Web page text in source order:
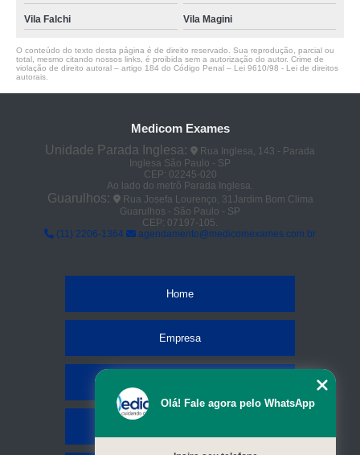
Vila Falchi Vila Magini
O conteúdo do texto desta página é de direito reservado. Sua reprodução, parcial ou
total, mesmo citando nossos links, é proibida sem a autorização do autor. Crime de
violação de direito autoral – artigo 184 do Código Penal – Lei 9610/98 - Lei de direitos
autorais
Medicom Exames
Unidade Parada Inglesa:
Rua Inglesa, 143 - Parada
Inglesa São Paulo - SP
CEP: 02245-020
Ao lado do metrô Parada Inglesa.
Guarulhos:
Rua Josefa Lourenço, 31Jardim Bom Clima
Guarulhos - São Paulo - SP
CEP: 07197-105.
(11) 2206-1364
agendamento@medicomexames.com.br
Home
Empresa
Olá! Fale agora pelo WhatsApp